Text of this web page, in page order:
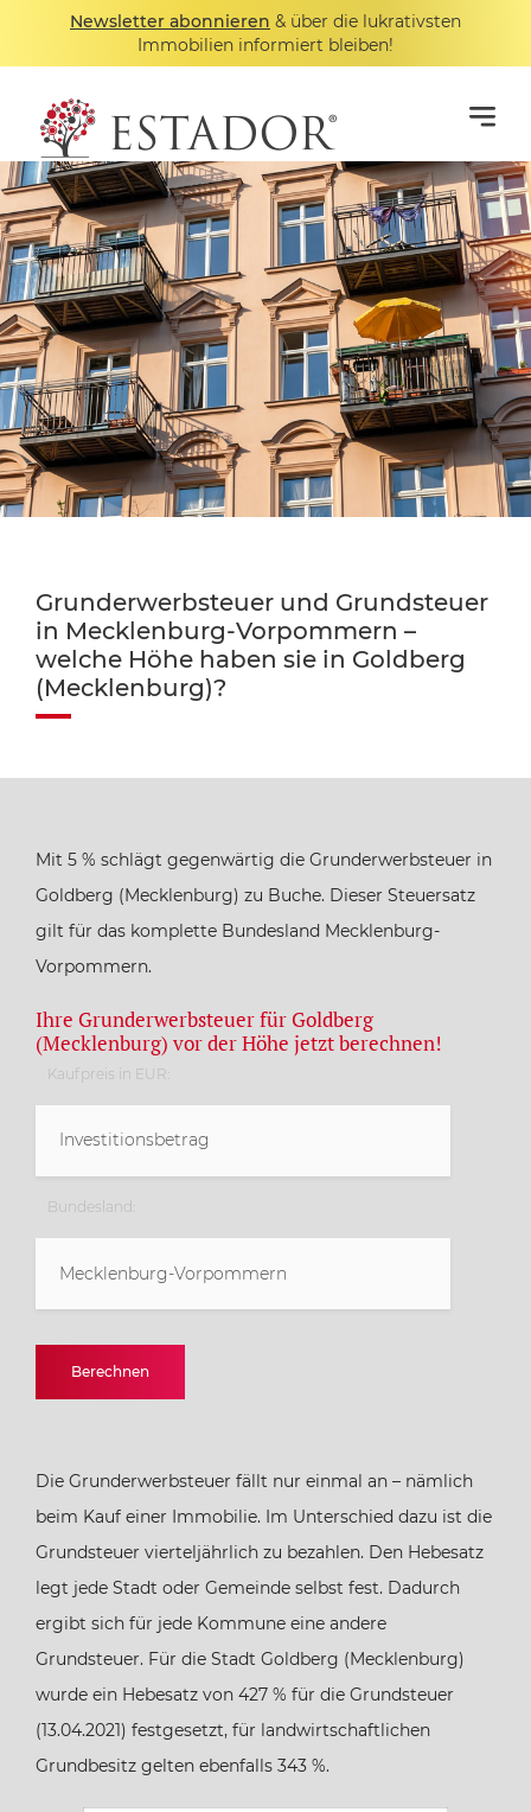
Newsletter abonnieren & über die lukrativsten
Immobilien informiert bleiben!
Grunderwerbsteuer und Grundsteuer
in Mecklenburg-Vorpommern –
welche Höhe haben sie in Goldberg
(Mecklenburg)?
Mit 5 % schlägt gegenwärtig die Grunderwerbsteuer in
Goldberg (Mecklenburg) zu Buche. Dieser Steuersatz
gilt für das komplette Bundesland Mecklenburg-
Vorpommern.
Ihre Grunderwerbsteuer für Goldberg
(Mecklenburg) vor der Höhe jetzt berechnen!
Kaufpreis in EUR:
Bundesland:
Mecklenburg-Vorpommern
Baden-Württemberg
Berlin
Brandenburg
Bremen
Hamburg
Hessen
Berechnen
Die Grunderwerbsteuer fällt nur einmal an – nämlich
beim Kauf einer Immobilie. Im Unterschied dazu ist die
Grundsteuer vierteljährlich zu bezahlen. Den Hebesatz
legt jede Stadt oder Gemeinde selbst fest. Dadurch
ergibt sich für jede Kommune eine andere
Grundsteuer. Für die Stadt Goldberg (Mecklenburg)
wurde ein Hebesatz von 427 % für die Grundsteuer
(13.04.2021) festgesetzt, für landwirtschaftlichen
Grundbesitz gelten ebenfalls 343 %.